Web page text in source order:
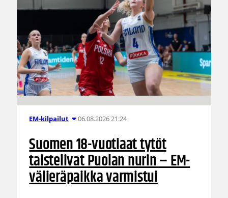
EM-kilpailut 06.08.2026 21:24
Suomen 18-vuotiaat tytöt
taistelivat Puolan nurin – EM-
välieräpaikka varmistui